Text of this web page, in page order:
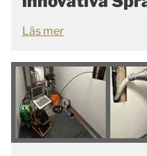
Läs mer